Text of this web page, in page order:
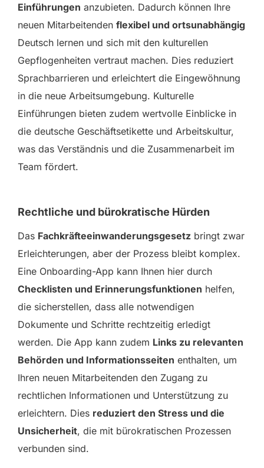
Einführungen anzubieten. Dadurch können Ihre
neuen Mitarbeitenden flexibel und ortsunabhängig
Deutsch lernen und sich mit den kulturellen
Gepflogenheiten vertraut machen. Dies reduziert
Sprachbarrieren und erleichtert die Eingewöhnung
in die neue Arbeitsumgebung. Kulturelle
Einführungen bieten zudem wertvolle Einblicke in
die deutsche Geschäftsetikette und Arbeitskultur,
was das Verständnis und die Zusammenarbeit im
Team fördert.
Rechtliche und bürokratische Hürden
Das Fachkräfteeinwanderungsgesetz bringt zwar
Erleichterungen, aber der Prozess bleibt komplex.
Eine Onboarding-App kann Ihnen hier durch
Checklisten und Erinnerungsfunktionen helfen,
die sicherstellen, dass alle notwendigen
Dokumente und Schritte rechtzeitig erledigt
werden. Die App kann zudem Links zu relevanten
Behörden und Informationsseiten enthalten, um
Ihren neuen Mitarbeitenden den Zugang zu
rechtlichen Informationen und Unterstützung zu
erleichtern. Dies reduziert den Stress und die
Unsicherheit, die mit bürokratischen Prozessen
verbunden sind.